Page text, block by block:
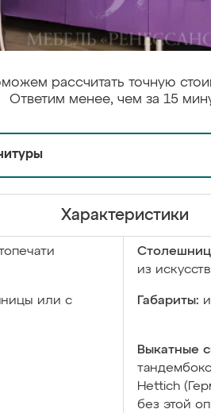
рассчитать точную
Ответим менее, чем за 15
Характеристики
из
или с
Габариты:
Выкатные
Hettich
без этой